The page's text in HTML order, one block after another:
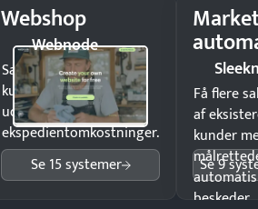
Webshop
Webnode
Sælg produkter 24/7 til
kunder i hele landet
uden
ekspedientomkostninger.
Se 15 systemer
Få flere
af
kunder
beskeder.
Se 9